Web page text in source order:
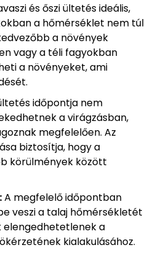
és őszi ültetés ideális,
a hőmérséklet nem túl
a növények
vagy a téli fagyokban
a növényeket, ami
időpontja nem
a virágzásban,
megfelelően. Az
biztosítja, hogy a
körülmények között
A megfelelő időpontban
veszi a talaj hőmérsékletét
elengedhetetlenek a
kialakulásához.